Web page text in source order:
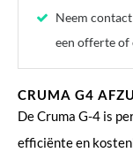
Neem
een offerte of
CRUMA G4
De Cruma G-4 is
efficiënte en